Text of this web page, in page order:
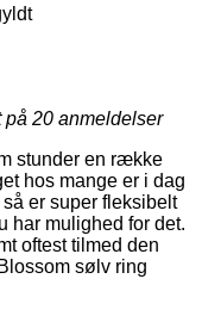
på 20 anmeldelser
stunder en række
hos mange er i dag
er super fleksibelt
har mulighed for det.
oftest tilmed den
sølv ring